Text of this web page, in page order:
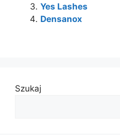
Yes Lashes
Densanox
Szukaj